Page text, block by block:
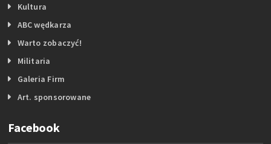
Kultura
ABC wędkarza
Warto zobaczyć!
Militaria
Galeria Firm
Art. sponsorowane
Facebook